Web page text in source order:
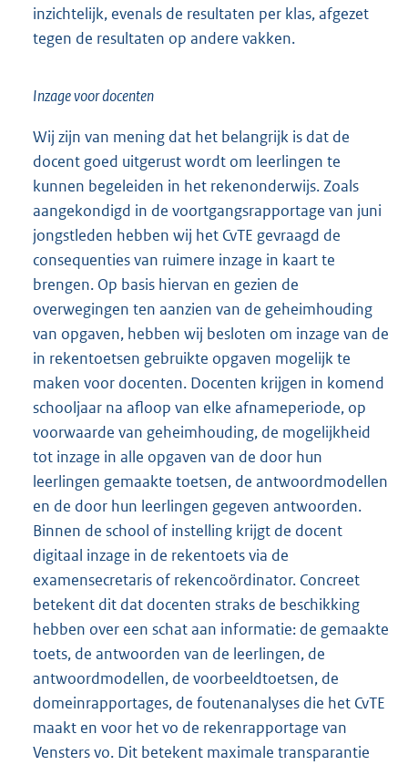
inzichtelijk, evenals de resultaten per klas, afgezet
tegen de resultaten op andere vakken.
Inzage voor docenten
Wij zijn van mening dat het belangrijk is dat de
docent goed uitgerust wordt om leerlingen te
kunnen begeleiden in het rekenonderwijs. Zoals
aangekondigd in de voortgangsrapportage van juni
jongstleden hebben wij het CvTE gevraagd de
consequenties van ruimere inzage in kaart te
brengen. Op basis hiervan en gezien de
overwegingen ten aanzien van de geheimhouding
van opgaven, hebben wij besloten om inzage van de
in rekentoetsen gebruikte opgaven mogelijk te
maken voor docenten. Docenten krijgen in komend
schooljaar na afloop van elke afnameperiode, op
voorwaarde van geheimhouding, de mogelijkheid
tot inzage in alle opgaven van de door hun
leerlingen gemaakte toetsen, de antwoordmodellen
en de door hun leerlingen gegeven antwoorden.
Binnen de school of instelling krijgt de docent
digitaal inzage in de rekentoets via de
examensecretaris of rekencoördinator. Concreet
betekent dit dat docenten straks de beschikking
hebben over een schat aan informatie: de gemaakte
toets, de antwoorden van de leerlingen, de
antwoordmodellen, de voorbeeldtoetsen, de
domeinrapportages, de foutenanalyses die het CvTE
maakt en voor het vo de rekenrapportage van
Vensters vo. Dit betekent maximale transparantie